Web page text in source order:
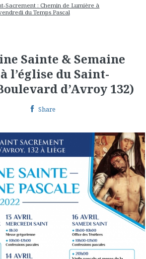
Sacrement : Chemin de Lumière à
du Temps Pascal
Sainte & Semaine
l’église du Saint-
d’Avroy 132)
Share